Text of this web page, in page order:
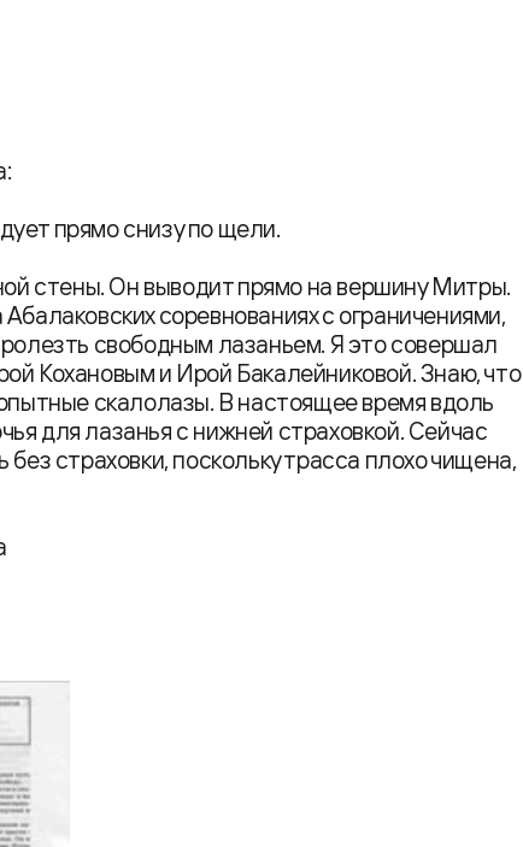
прямо снизу по щели.
стены. Он выводит прямо на вершину Митры.
соревнованиях с ограничениями,
свободным лазаньем. Я это совершал
Кохановым и Ирой Бакалейниковой. Знаю, что
скалолазы. В настоящее время вдоль
для лазанья с нижней страховкой. Сейчас
страховки, поскольку трасса плохо чищена,